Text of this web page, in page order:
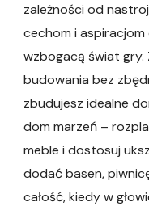
zależności od
cechom i
wzbogacą świat gry.
budowania bez
zbudujesz idealne
dom marzeń –
meble i dostosuj
dodać basen,
całość, kiedy w